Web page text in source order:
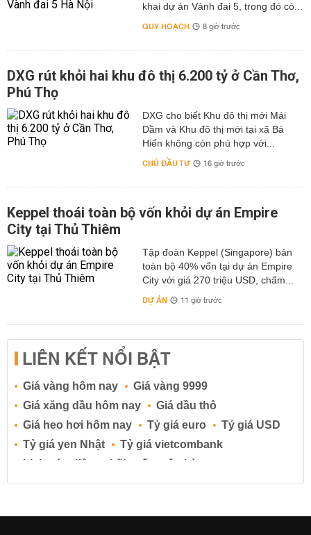
khai dự án Vành đai 5, trong đó có...
QUY HOẠCH 8 giờ trước
DXG rút khỏi hai khu đô thị 6.200 tỷ ở Cần Thơ,
Phú Thọ
DXG cho biết Khu đô thị mới Mái
Dầm và Khu đô thị mới tại xã Bá
Hiến không còn phù hợp với...
CHỦ ĐẦU TƯ 16 giờ trước
Keppel thoái toàn bộ vốn khỏi dự án Empire
City tại Thủ Thiêm
Tập đoàn Keppel (Singapore) bán
toàn bộ 40% vốn tại dự án Empire
City với giá 270 triệu USD, chấm...
DỰ ÁN 11 giờ trước
LIÊN KẾT NỔI BẬT
Giá vàng hôm nay
Giá vàng 9999
Giá xăng dầu hôm nay
Giá dầu thô
Giá heo hơi hôm nay
Tỷ giá euro
Tỷ giá USD
Tỷ giá yen Nhật
Tỷ giá vietcombank
Lịch cúp điện
Lãi suất ngân hàng
Lãi suất tiết kiệm
Lãi suất tiền gửi